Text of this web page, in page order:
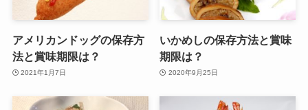
アメリカンドッグの保存方
法と賞味期限は？
2021年1月7日
いかめしの保存方法と賞味
期限は？
2020年9月25日